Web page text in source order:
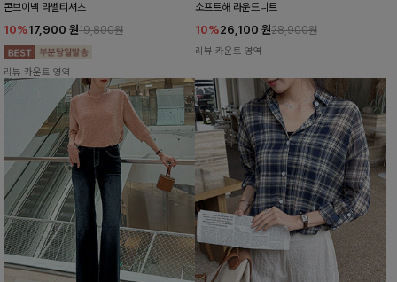
콘브이넥 라벨티셔츠
10%17,900 원19,800원
리뷰 카운트 영역
소프트해 라운드니트
10%26,100 원28,900원
리뷰 카운트 영역